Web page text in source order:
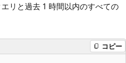
リと過去 1 時間以内のすべての
コピー